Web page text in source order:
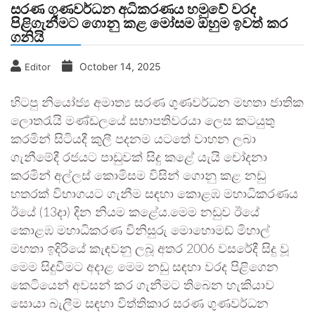
සරණ ගුණවර්ධන අධිකරණය හමුවේ වරද
පිළිගැනීමට ගොනු කළ මෝසම ඔහුම ඉවත් කර
ගනියි
Editor October 14, 2025
හිටපු නියෝජ්‍ය අමාත්‍ය සරණ ගුණවර්ධන මහතා ජාතික
ලොතරැයි මණ්ඩලයේ සභාපතිවරයා ලෙස කටයුතු
කරමින් සිටියදී කුලී පදනම යටතේ වාහන ලබා
ගැනීමේදී රජයට පාඩුවක් සිදු කළේ යැයි චෝදනා
කරමින් අල්ලස් කොමිසම විසින් ගොනු කළ නඩු
හතරක් විභාගයට ගැනීම සඳහා කොළඹ මහාධිකරණය
ඊයේ (13දා) දින නියම කළේය.මෙම නඩුව ඊයේ
කොළඹ මහාධිකරණ විනිසුරු මොහොමඩ් මිහාල්
මහතා ඉදිරියේ කැඳවනු ලබූ අතර 2006 වසරේදී සිදු වූ
මෙම සිදුවීමට අදාළ මෙම නඩු සඳහා වරද පිළිගෙන
කෙටියෙන් අවසන් කර ගැනීමට තිබෙන හැකියාව
සොයා බැලීම සඳහා විත්තිකාර සරණ ගුණවර්ධන